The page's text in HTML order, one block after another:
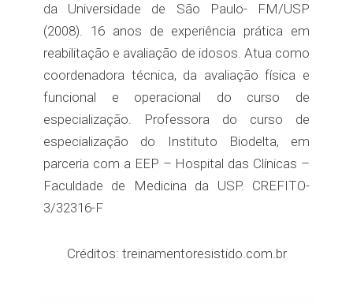
da Universidade de São Paulo- FM/USP
(2008). 16 anos de experiência prática em
reabilitação e avaliação de idosos. Atua como
coordenadora técnica, da avaliação física e
funcional e operacional do curso de
especialização. Professora do curso de
especialização do Instituto Biodelta, em
parceria com a EEP – Hospital das Clínicas –
Faculdade de Medicina da USP. CREFITO-
3/32316-F
Créditos: treinamentoresistido.com.br